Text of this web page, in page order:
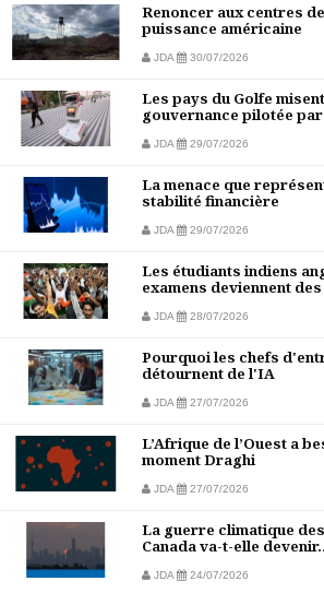
Renoncer aux centres
puissance américaine
JDA 30/07/2026
Les pays du Golfe
gouvernance pilotée par
JDA 29/07/2026
La menace que
stabilité financière
JDA 29/07/2026
Les étudiants indiens
examens deviennent
JDA 28/07/2026
Pourquoi les chefs
détournent de l'IA
JDA 27/07/2026
L’Afrique de l’Ouest a
moment Draghi
JDA 27/07/2026
La guerre climatique
Canada va-t-elle
JDA 24/07/2026